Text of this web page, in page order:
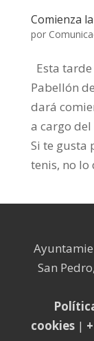
Comienza
por
Esta
Pabellón
dará
a cargo del
Si te gusta
tenis, no lo
San
cookies|